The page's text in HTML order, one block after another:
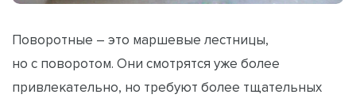
Поворотные – это маршевые лестницы,
но с поворотом. Они смотрятся уже более
привлекательно, но требуют более тщательных